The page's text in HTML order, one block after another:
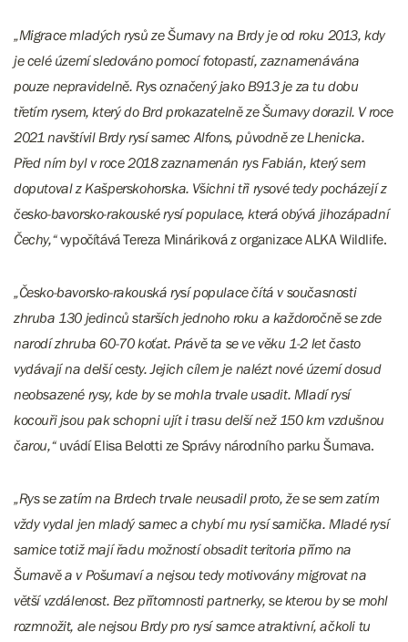
„Migrace mladých rysů ze Šumavy na Brdy je od roku 2013, kdy
je celé území sledováno pomocí fotopastí, zaznamenávána
pouze nepravidelně. Rys označený jako B913 je za tu dobu
třetím rysem, který do Brd prokazatelně ze Šumavy dorazil. V roce
2021 navštívil Brdy rysí samec Alfons, původně ze Lhenicka.
Před ním byl v roce 2018 zaznamenán rys Fabián, který sem
doputoval z Kašperskohorska. Všichni tři rysové tedy pocházejí z
česko-bavorsko-rakouské rysí populace, která obývá jihozápadní
Čechy,“vypočítává Tereza Mináriková z organizace ALKA Wildlife.
„Česko-bavorsko-rakouská rysí populace čítá v současnosti
zhruba 130 jedinců starších jednoho roku a každoročně se zde
narodí zhruba 60-70 koťat. Právě ta se ve věku 1-2 let často
vydávají na delší cesty. Jejich cílem je nalézt nové území dosud
neobsazené rysy, kde by se mohla trvale usadit. Mladí rysí
kocouři jsou pak schopni ujít i trasu delší než 150 km vzdušnou
čarou,“uvádí Elisa Belotti ze Správy národního parku Šumava.
„Rys se zatím na Brdech trvale neusadil proto, že se sem zatím
vždy vydal jen mladý samec a chybí mu rysí samička. Mladé rysí
samice totiž mají řadu možností obsadit teritoria přímo na
Šumavě a v Pošumaví a nejsou tedy motivovány migrovat na
větší vzdálenost. Bez přítomnosti partnerky, se kterou by se mohl
rozmnožit, ale nejsou Brdy pro rysí samce atraktivní, ačkoli tu